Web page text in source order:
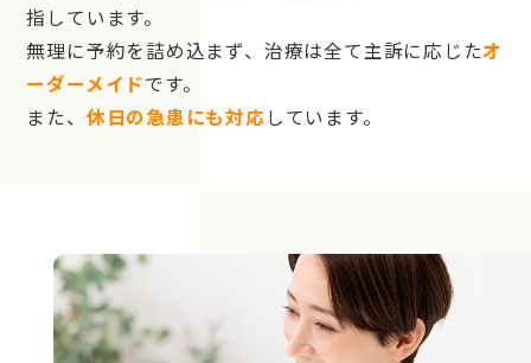
指しています。
無理に予約を詰め込まず、治療は全て主訴に応じたオ
ーダーメイドです。
また、 休日の急患にも対応しています。